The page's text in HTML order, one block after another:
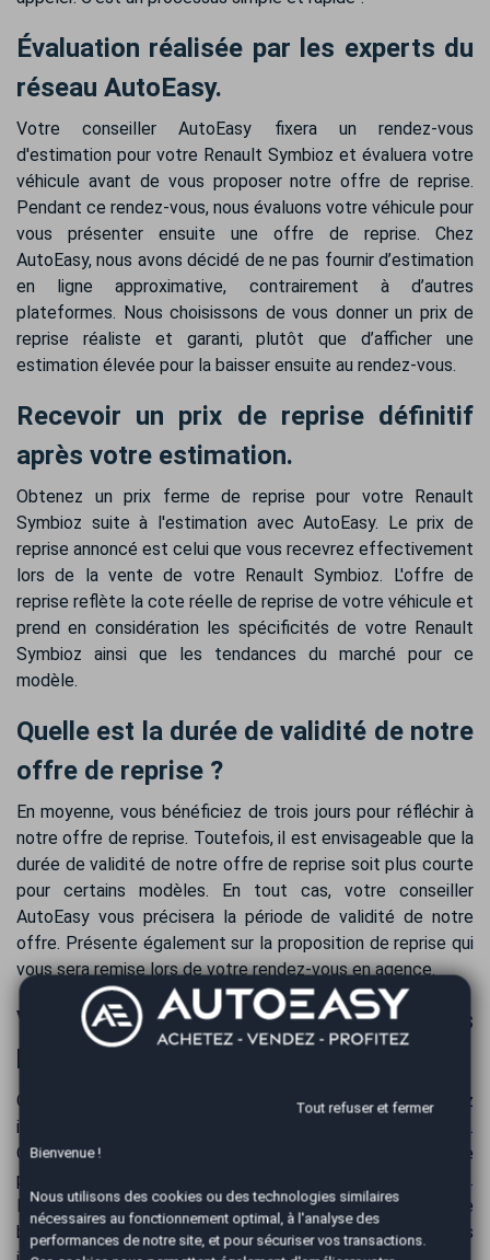
Évaluation réalisée par les experts du
réseau AutoEasy.
Votre conseiller AutoEasy fixera un rendez-vous
d'estimation pour votre Renault Symbioz et évaluera votre
véhicule avant de vous proposer notre offre de reprise.
Pendant ce rendez-vous, nous évaluons votre véhicule pour
vous présenter ensuite une offre de reprise. Chez
AutoEasy, nous avons décidé de ne pas fournir d’estimation
en ligne approximative, contrairement à d’autres
plateformes. Nous choisissons de vous donner un prix de
reprise réaliste et garanti, plutôt que d’afficher une
estimation élevée pour la baisser ensuite au rendez-vous.
Recevoir un prix de reprise définitif
après votre estimation.
Obtenez un prix ferme de reprise pour votre Renault
Symbioz suite à l'estimation avec AutoEasy. Le prix de
reprise annoncé est celui que vous recevrez effectivement
lors de la vente de votre Renault Symbioz. L'offre de
reprise reflète la cote réelle de reprise de votre véhicule et
prend en considération les spécificités de votre Renault
Symbioz ainsi que les tendances du marché pour ce
modèle.
Quelle est la durée de validité de notre
offre de reprise ?
En moyenne, vous bénéficiez de trois jours pour réfléchir à
notre offre de reprise. Toutefois, il est envisageable que la
durée de validité de notre offre de reprise soit plus courte
pour certains modèles. En tout cas, votre conseiller
AutoEasy vous précisera la période de validité de notre
offre. Présente également sur la proposition de reprise qui
vous sera remise lors de votre rendez-vous en agence.
Versement pour votre véhicule après
Obtenez le paiement de votre Renault Symbioz
immédiatement après la reprise par virement sécurisé.
Optant pour davantage de confort et de sécurité, le
paiement s'effectue par virement bancaire.
Habituellement, tous les fonds sont sur votre compte
bancaire dans les 24 heures, suivant les délais
Tout refuser et fermer
Bienvenue !
Nous utilisons des cookies ou des technologies similaires
nécessaires au fonctionnement optimal, à l'analyse des
performances de notre site, et pour sécuriser vos transactions.